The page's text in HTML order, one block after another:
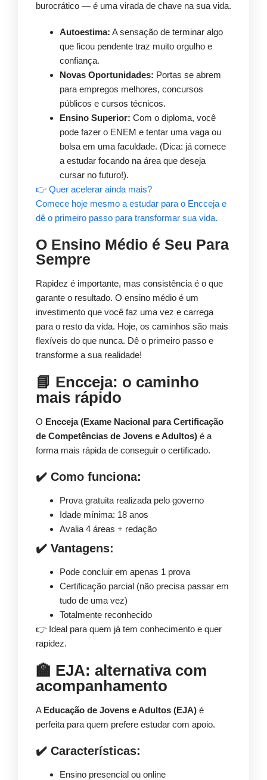
burocrático — é uma virada de chave na sua vida.
Autoestima: A sensação de terminar algo
que ficou pendente traz muito orgulho e
confiança.
Novas Oportunidades: Portas se abrem
para empregos melhores, concursos
públicos e cursos técnicos.
Ensino Superior: Com o diploma, você
pode fazer o ENEM e tentar uma vaga ou
bolsa em uma faculdade. (Dica: já comece
a estudar focando na área que deseja
cursar no futuro!).
👉 Quer acelerar ainda mais?
Comece hoje mesmo a estudar para o Encceja e
dê o primeiro passo para transformar sua vida.
O Ensino Médio é Seu Para
Sempre
Rapidez é importante, mas consistência é o que
garante o resultado. O ensino médio é um
investimento que você faz uma vez e carrega
para o resto da vida. Hoje, os caminhos são mais
flexíveis do que nunca. Dê o primeiro passo e
transforme a sua realidade!
📘 Encceja: o caminho
mais rápido
O Encceja (Exame Nacional para Certificação
de Competências de Jovens e Adultos) é a
forma mais rápida de conseguir o certificado.
✔️ Como funciona:
Prova gratuita realizada pelo governo
Idade mínima: 18 anos
Avalia 4 áreas + redação
✔️ Vantagens:
Pode concluir em apenas 1 prova
Certificação parcial (não precisa passar em
tudo de uma vez)
Totalmente reconhecido
👉 Ideal para quem já tem conhecimento e quer
rapidez.
🏫 EJA: alternativa com
acompanhamento
A Educação de Jovens e Adultos (EJA) é
perfeita para quem prefere estudar com apoio.
✔️ Características:
Ensino presencial ou online